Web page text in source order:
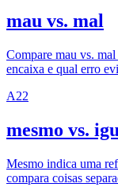
mau vs. mal
Compare mau vs.
encaixa e qual erro
A22
mesmo vs.
Mesmo indica uma
compara coisas